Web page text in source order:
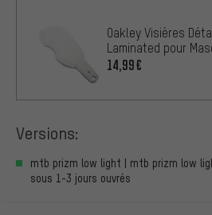
Oakley Visières
Laminated pour
14,99€
Versions:
mtb prizm low light | mtb prizm low
sous 1-3 jours ouvrés